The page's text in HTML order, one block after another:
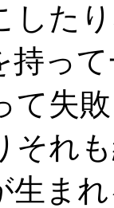
した
持っ
て失
それ
生ま